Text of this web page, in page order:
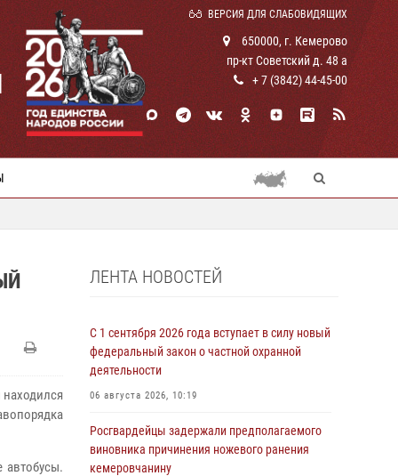
ВЕРСИЯ ДЛЯ СЛАБОВИДЯЩИХ
650000, г. Кемерово
пр-кт Советский д. 48 а
+ 7 (3842) 44-45-00
ЛЕНТА НОВОСТЕЙ
С 1 сентября 2026 года вступает в силу новый
федеральный закон о частной охранной
деятельности
06 августа 2026, 10:19
Росгвардейцы задержали предполагаемого
виновника причинения ножевого ранения
кемеровчанину